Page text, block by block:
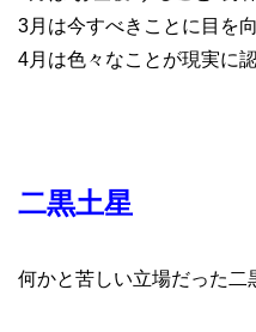
3月は今すべきことに目を向
4月は色々なことが現実に
二黒土星
何かと苦しい立場だった二